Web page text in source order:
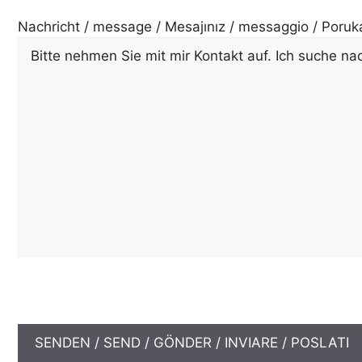
Nachricht / message / Mesajınız / messaggio /
Bitte lasse dieses Feld leer.